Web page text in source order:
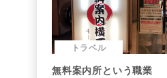
トラベル
無料案内所という職業